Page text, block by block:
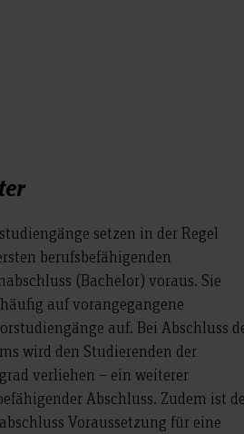
setzen in der Regel
berufsbefähigenden
(Bachelor) voraus. Sie
auf vorangegangene
auf. Bei Abschluss
wird den Studierenden der
verliehen – ein weiterer
Abschluss. Zudem ist
Voraussetzung für eine